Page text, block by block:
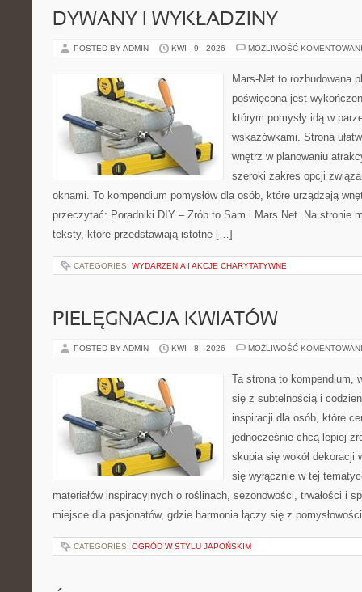
DYWANY I WYKŁADZINY
POSTED BY ADMIN KWI - 9 - 2026 MOŻLIWOŚĆ
Mars-Net to rozbudowana
poświęcona jest
którym pomysły idą w
wskazówkami. Strona
wnętrz w planowaniu
szeroki zakres opcji
oknami. To kompendium pomysłów dla osób, które urządzają
przeczytać: Poradniki DIY – Zrób to Sam i Mars.Net. Na stronie
teksty, które przedstawiają istotne […]
CATEGORIES: WYDARZENIA I AKCJE CHARYTATYWNE
PIELĘGNACJA KWIATÓW
POSTED BY ADMIN KWI - 8 - 2026 MOŻLIWOŚĆ
Ta strona to kompendium,
się z subtelnością i
inspiracji dla osób, które
jednocześnie chcą lepiej
skupia się wokół dekoracji
się wyłącznie w tej
materiałów inspiracyjnych o roślinach, sezonowości, trwałości i
miejsce dla pasjonatów, gdzie harmonia łączy się z
CATEGORIES: OGRÓD W STYLU JAPOŃSKIM